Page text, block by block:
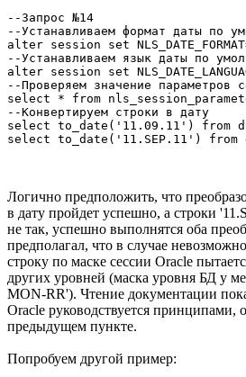
--Запрос №14
--Устанавливаем формат даты по
alter session set
--Устанавливаем язык даты по
alter session set
--Проверяем значение параметров
select * from
--Конвертируем строки в дату
select to_date('11.09.11') from
select to_date('11.SEP.11') from
Логично предположить, что
в дату пройдет успешно, а строки
не так, успешно выполнятся оба
предполагал, что в случае
строку по маске сессии Oracle
других уровней (маска уровня БД у
MON-RR'). Чтение документации
Oracle руководствуется принципами,
предыдущем пункте.
Попробуем другой пример: